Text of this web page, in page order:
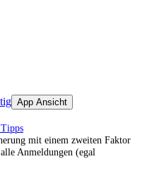
App Ansicht
mit einem zweiten Faktor
Anmeldungen (egal